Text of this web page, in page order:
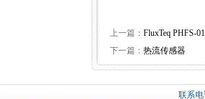
上一篇： FluxTeq PHFS-01
下一篇： 热流传感器
联系